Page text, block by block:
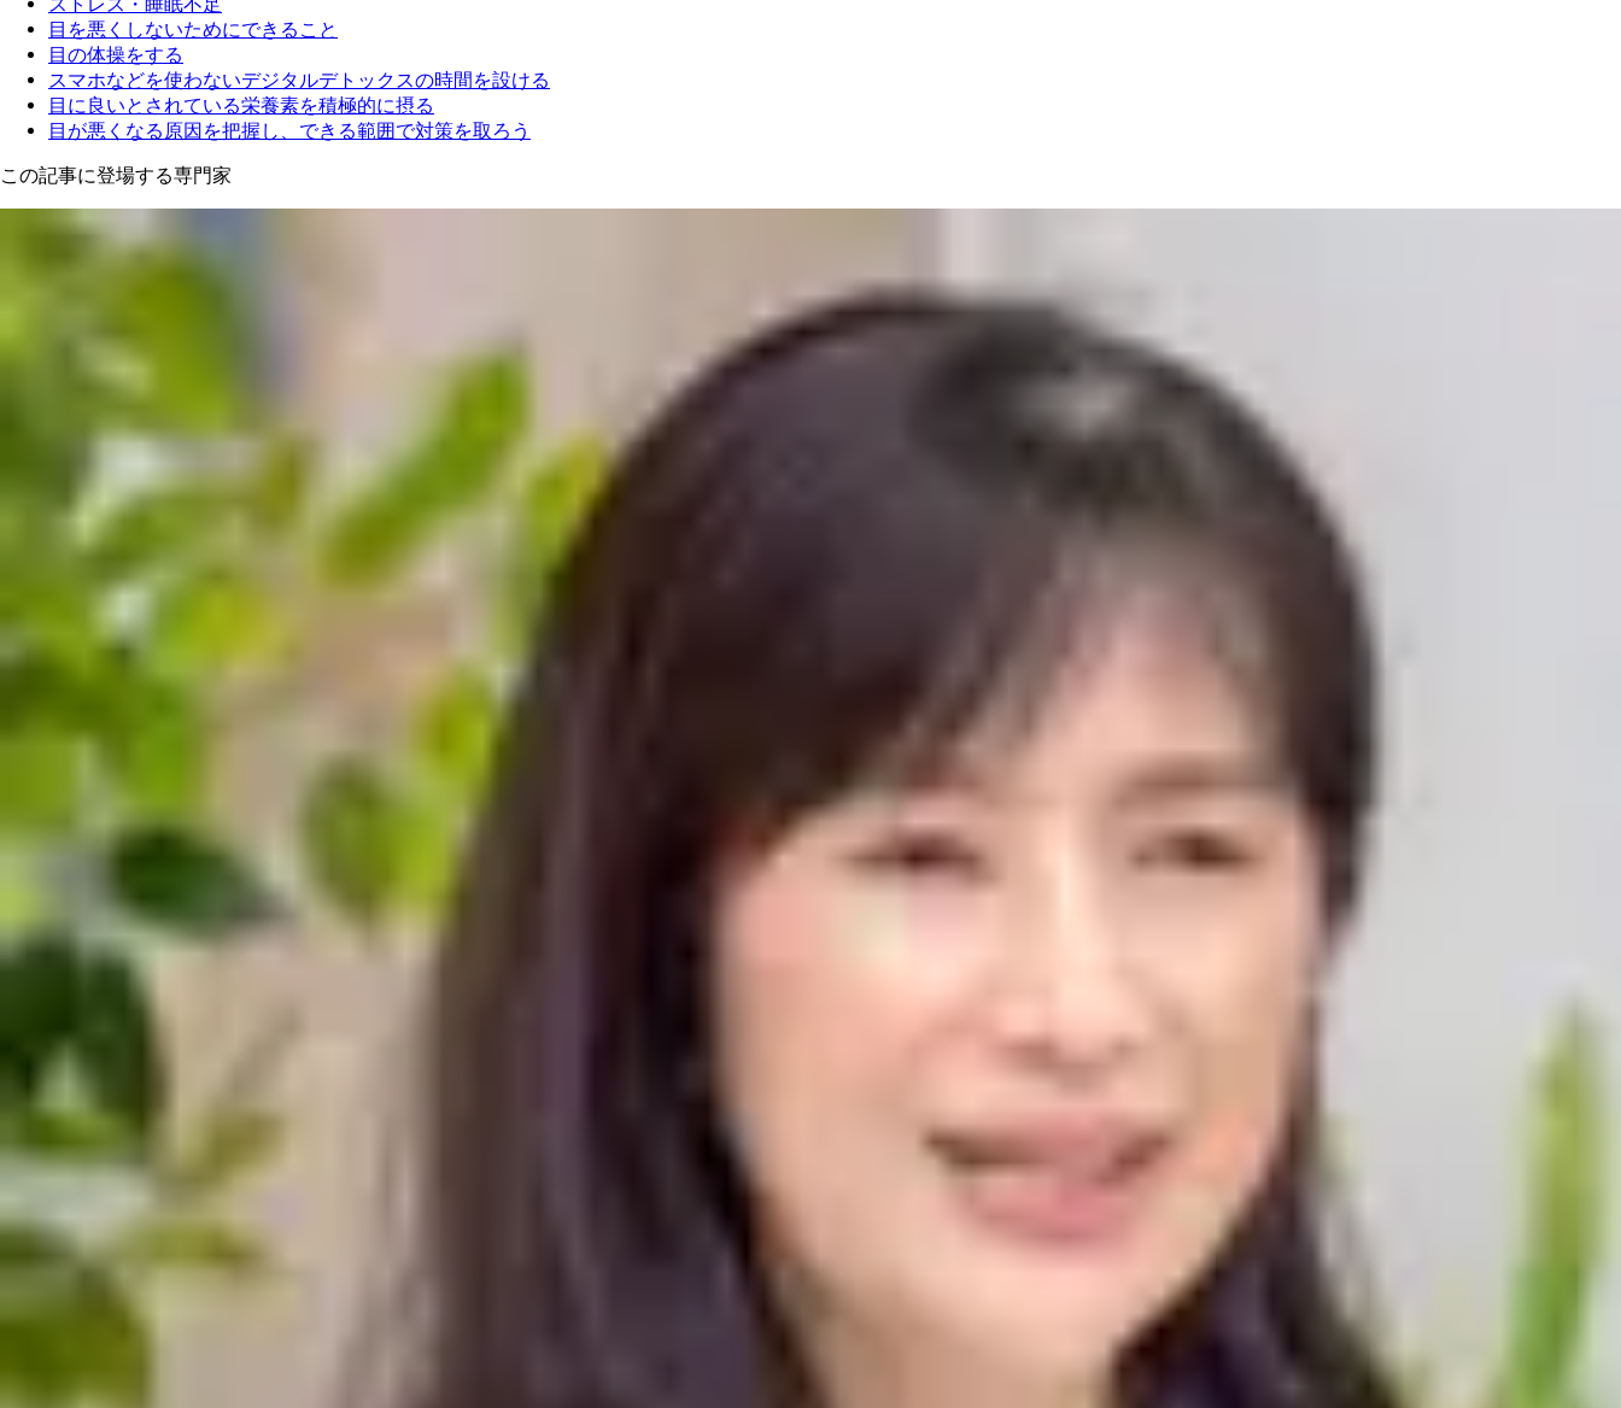
目を悪くしないためにできること
目の体操をする
スマホなどを使わないデジタルデトックスの時間を設ける
目に良いとされている栄養素を積極的に摂る
目が悪くなる原因を把握し、できる範囲で対策を取ろう
この記事に登場する専門家